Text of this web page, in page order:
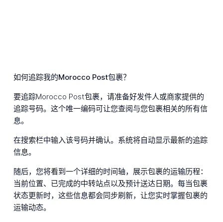
如何追踪我的Morocco Post包裹？
要追踪Morocco Post包裹，请准备好发件人或商家提供的
追踪号码。这个唯一编码可让您查阅与您包裹相关的所有信
息。
在搜索栏中输入该号码并确认。系统将自动显示最新的追踪
信息。
随后，您将看到一个详细的时间轴，展示包裹的运输历程：
当前位置、已完成的中转站点以及预计送达日期。每当包裹
状态更新时，这些信息都会同步刷新，让您实时掌握包裹的
运输动态。